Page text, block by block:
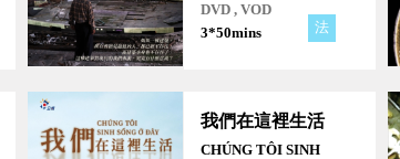
的、醜陋的或不堪的建築
不應只是在符號象徵的形
DVD , VOD
3*50mins
法
我們在這裡生活
CHÚNG TÔI SINH